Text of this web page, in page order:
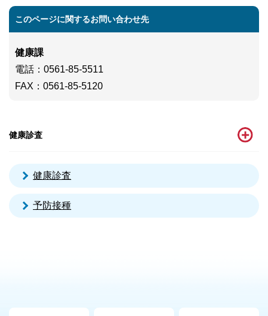
このページに関するお問い合わせ先
健康課
電話 ：0561-85-5511
FAX：0561-85-5120
健康診査
健康診査
予防接種